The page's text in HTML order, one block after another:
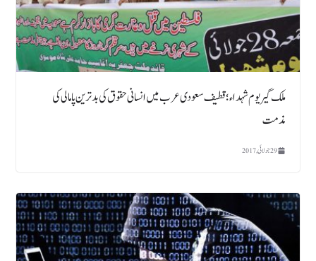
ملک گیر یوم شہداء ؛ قطیف سعودی عرب میں انسانی حقوق کی بدترین پامالی کی
مذمت
29 جولائی, 2017